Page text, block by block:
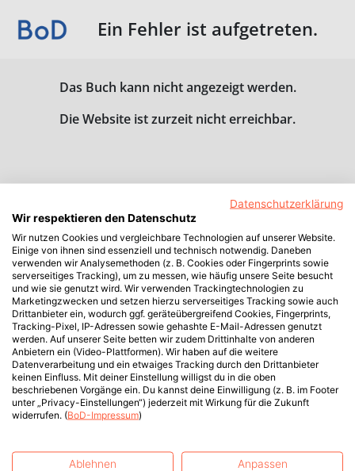
Ein Fehler ist aufgetreten.
Das Buch kann nicht angezeigt werden.
Die Website ist zurzeit nicht erreichbar.
Datenschutzerklärung
Wir respektieren den Datenschutz
Wir nutzen Cookies und vergleichbare Technologien auf unserer Website.
Einige von ihnen sind essenziell und technisch notwendig. Daneben
verwenden wir Analysemethoden (z. B. Cookies oder Fingerprints sowie
serverseitiges Tracking), um zu messen, wie häufig unsere Seite besucht
und wie sie genutzt wird. Wir verwenden Trackingtechnologien zu
Marketingzwecken und setzen hierzu serverseitiges Tracking sowie auch
Drittanbieter ein, wodurch ggf. geräteübergreifend Cookies, Fingerprints,
Tracking-Pixel, IP-Adressen sowie gehashte E-Mail-Adressen genutzt
werden. Auf unserer Seite betten wir zudem Drittinhalte von anderen
Anbietern ein (Video-Plattformen). Wir haben auf die weitere
Datenverarbeitung und ein etwaiges Tracking durch den Drittanbieter
keinen Einfluss. Mit deiner Einstellung willigst du in die oben
beschriebenen Vorgänge ein. Du kannst deine Einwilligung (z. B. im Footer
unter „Privacy-Einstellungen“) jederzeit mit Wirkung für die Zukunft
widerrufen. (BoD-Impressum)
Ablehnen Anpassen